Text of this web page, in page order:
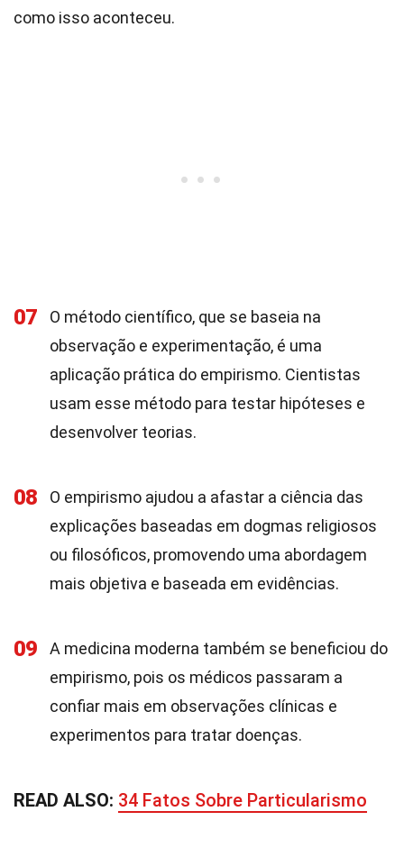
como isso aconteceu.
07
O método científico, que se baseia na
observação e experimentação, é uma
aplicação prática do empirismo. Cientistas
usam esse método para testar hipóteses e
desenvolver teorias.
08
O empirismo ajudou a afastar a ciência das
explicações baseadas em dogmas religiosos
ou filosóficos, promovendo uma abordagem
mais objetiva e baseada em evidências.
09
A medicina moderna também se beneficiou do
empirismo, pois os médicos passaram a
confiar mais em observações clínicas e
experimentos para tratar doenças.
READ ALSO: 34 Fatos Sobre Particularismo